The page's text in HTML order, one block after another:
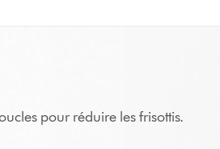
pour réduire les frisottis.